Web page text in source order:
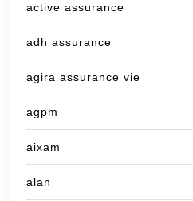
active assurance
adh assurance
agira assurance vie
agpm
aixam
alan